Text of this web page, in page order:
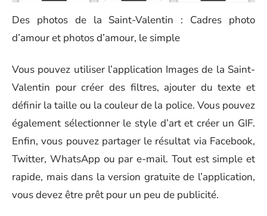
Des photos de la Saint-Valentin : Cadres photo
d’amour et photos d’amour, le simple
Vous pouvez utiliser l’application Images de la Saint-
Valentin pour créer des filtres, ajouter du texte et
définir la taille ou la couleur de la police. Vous pouvez
également sélectionner le style d’art et créer un GIF.
Enfin, vous pouvez partager le résultat via Facebook,
Twitter, WhatsApp ou par e-mail. Tout est simple et
rapide, mais dans la version gratuite de l’application,
vous devez être prêt pour un peu de publicité.